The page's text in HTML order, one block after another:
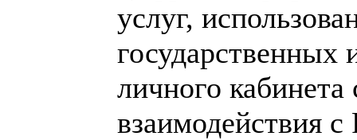
услуг,
личного кабинета
взаимодействия с